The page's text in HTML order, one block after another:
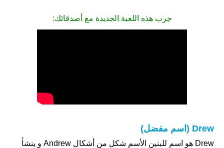
جرب هذه اللعبة الجديدة مع أصدقائك:
Drew (اسم مفضل)
Drew هو اسم للبنين الأسم شكل من أشكال Andrew و ينشأ